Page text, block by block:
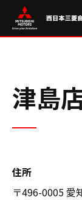
津島
住所
〒496-0005 愛